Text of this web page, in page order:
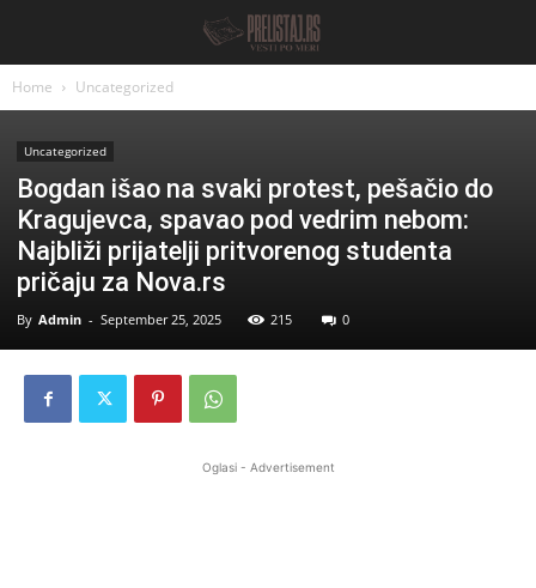
Home Uncategorized
Uncategorized
Bogdan išao na svaki protest, pešačio do
Kragujevca, spavao pod vedrim nebom:
Najbliži prijatelji pritvorenog studenta
pričaju za Nova.rs
By Admin - September 25, 2025 215 0
Oglasi - Advertisement